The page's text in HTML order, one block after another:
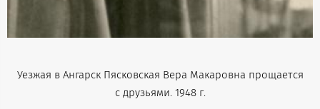
Уезжая в Ангарск Пясковская Вера Макаровна прощается
с друзьями. 1948 г.